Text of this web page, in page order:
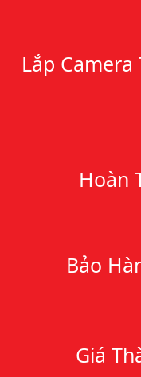
Lý do chọn
Lắp
Hoàn
Bảo
Giá